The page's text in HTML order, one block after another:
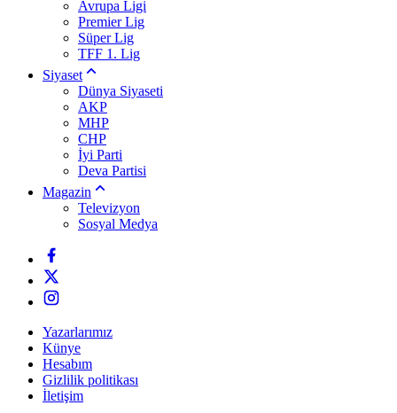
Avrupa Ligi
Premier Lig
Süper Lig
TFF 1. Lig
Siyaset
Dünya Siyaseti
AKP
MHP
CHP
İyi Parti
Deva Partisi
Magazin
Televizyon
Sosyal Medya
Yazarlarımız
Künye
Hesabım
Gizlilik politikası
İletişim